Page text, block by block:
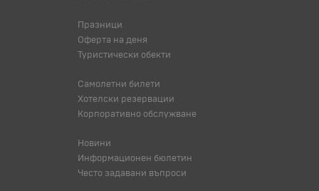
Празници
Оферта на деня
Туристически обекти
Самолетни билети
Хотелски резервации
Корпоративно обслужване
Новини
Информационен бюлетин
Често задавани въпроси